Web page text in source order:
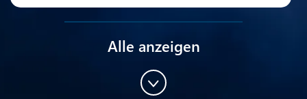
Alle anzeigen